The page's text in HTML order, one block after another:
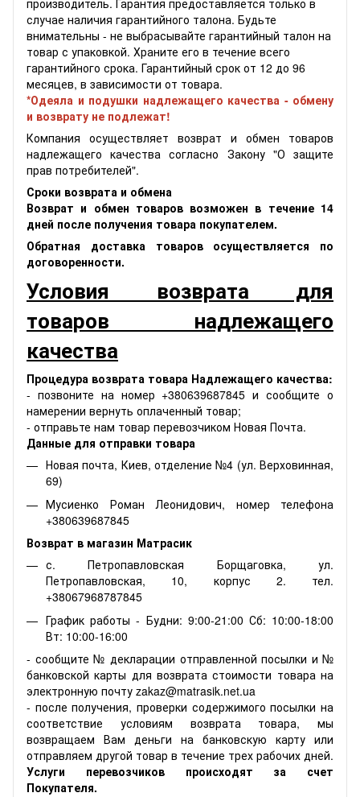
производитель. Гарантия предоставляется только в
случае наличия гарантийного талона. Будьте
внимательны - не выбрасывайте гарантийный талон на
товар с упаковкой. Храните его в течение всего
гарантийного срока. Гарантийный срок от 12 до 96
месяцев, в зависимости от товара.
*Одеяла и подушки надлежащего качества - обмену
и возврату не подлежат!
Компания осуществляет возврат и обмен товаров
надлежащего качества согласно Закону "О защите
прав потребителей".
Сроки возврата и обмена
Возврат и обмен товаров возможен в течение 14
дней после получения товара покупателем.
Обратная доставка товаров осуществляется по
договоренности.
Условия возврата для
товаров надлежащего
качества
Процедура возврата товара Надлежащего качества:
- позвоните на номер +380639687845 и сообщите о
намерении вернуть оплаченный товар;
- отправьте нам товар перевозчиком Новая Почта.
Данные для отправки товара
Новая почта, Киев, отделение №4 (ул. Верховинная,
69)
Мусиенко Роман Леонидович, номер телефона
+380639687845
Возврат в магазин Матрасик
с. Петропавловская Борщаговка, ул.
Петропавловская, 10, корпус 2. тел.
+38067968787845
График работы - Будни: 9:00-21:00 Сб: 10:00-18:00
Вт: 10:00-16:00
- сообщите № декларации отправленной посылки и №
банковской карты для возврата стоимости товара на
электронную почту zakaz@matrasik.net.ua
- после получения, проверки содержимого посылки на
соответствие условиям возврата товара, мы
возвращаем Вам деньги на банковскую карту или
отправляем другой товар в течение трех рабочих дней.
Услуги перевозчиков происходят за счет
Покупателя.